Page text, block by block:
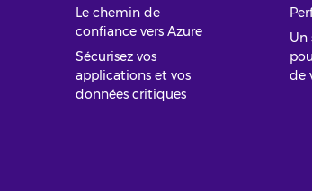
Le chemin de
confiance vers Azure
Sécurisez vos
applications et vos
données critiques
Un
de